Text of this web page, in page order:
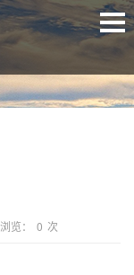
浏览： 0 次